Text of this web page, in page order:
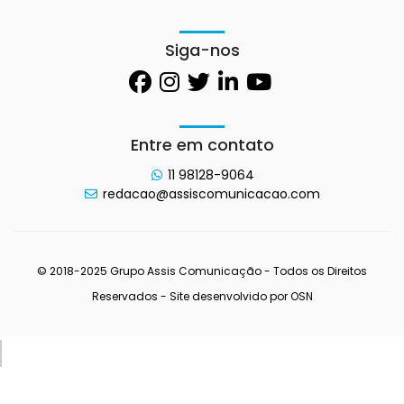
Siga-nos
Entre em contato
11 98128-9064
redacao@assiscomunicacao.com
© 2018-2025 Grupo Assis Comunicação - Todos os Direitos
Reservados - Site desenvolvido porOSN